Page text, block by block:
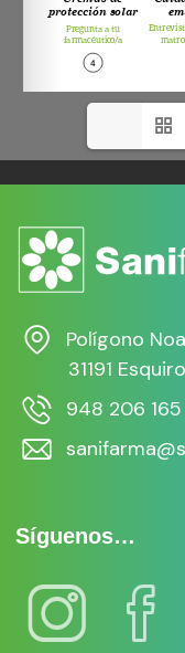
Polígono
31191
948 206 165
Síguenos…